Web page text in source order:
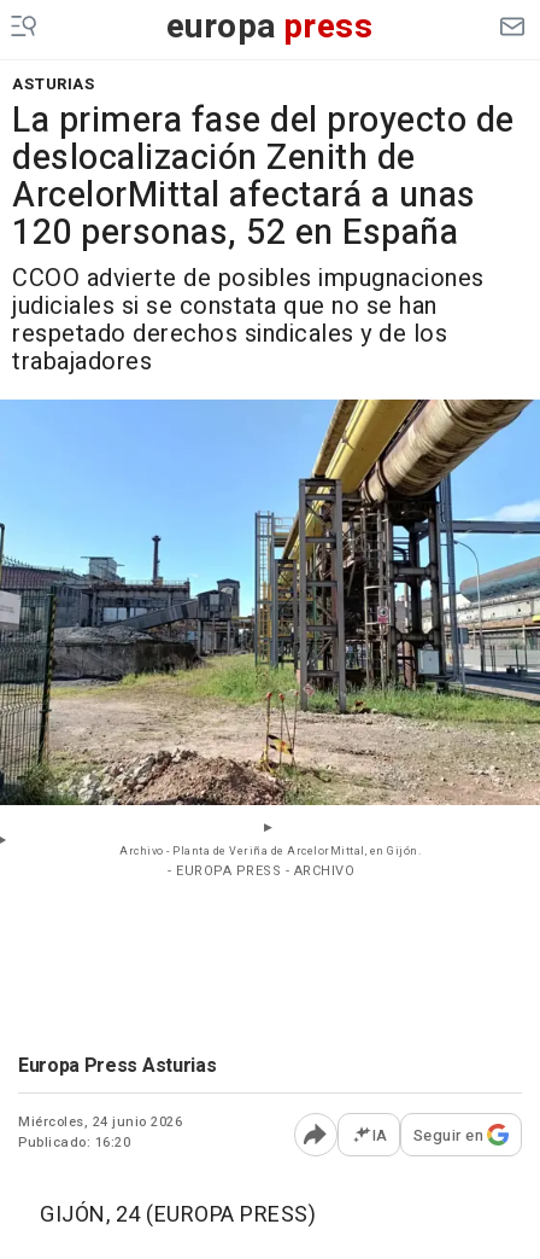
europa press
ASTURIAS
La primera fase del proyecto de
deslocalización Zenith de
ArcelorMittal afectará a unas
120 personas, 52 en España
CCOO advierte de posibles impugnaciones
judiciales si se constata que no se han
respetado derechos sindicales y de los
trabajadores
Archivo - Planta de Veriña de ArcelorMittal, en Gijón.
- EUROPA PRESS - ARCHIVO
Europa Press Asturias
Miércoles, 24 junio 2026
Publicado: 16:20
Abrir opciones para
IA Seguir en
GIJÓN, 24 (EUROPA PRESS)